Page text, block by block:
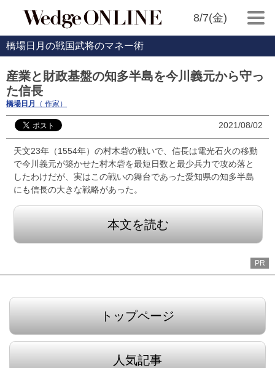
8/7(金)
橋場日月の戦国武将のマネー術
産業と財政基盤の知多半島を今川義元から守っ
た信長
橋場日月 （ 作家）
2021/08/02
天文23年（1554年）の村木砦の戦いで、信長は電光石火の移動
で今川義元が築かせた村木砦を最短日数と最少兵力で攻め落と
したわけだが、実はこの戦いの舞台であった愛知県の知多半島
にも信長の大きな戦略があった。
本文を読む
PR
トップページ
人気記事